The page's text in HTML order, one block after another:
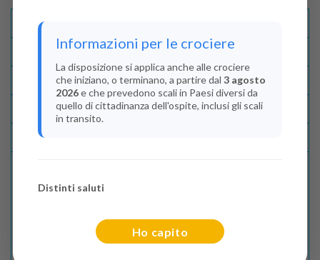
Disponibilità
Condizioni
Recensioni
Indica il numero dei passeggeri
Informazioni per le crociere
La disposizione si applica anche alle crociere
che iniziano, o terminano, a partire dal 3 agosto
2026e che prevedono scali in Paesi diversi da
quello di cittadinanza dell'ospite, inclusi gli scali
in transito.
Distinti saluti
Ho capito